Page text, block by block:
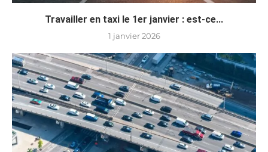
Travailler en taxi le 1er janvier : est-ce...
1 janvier 2026